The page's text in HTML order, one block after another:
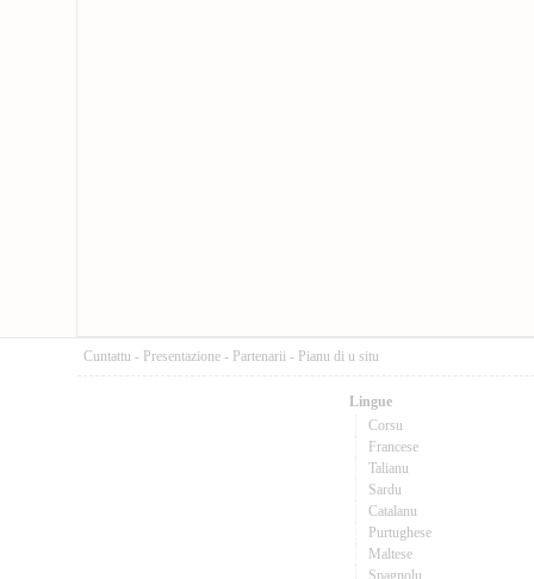
Cuntattu - Presentazione - Partenarii - Pianu di u situ
Lingue
Corsu
Francese
Talianu
Sardu
Catalanu
Purtughese
Maltese
Spagnolu